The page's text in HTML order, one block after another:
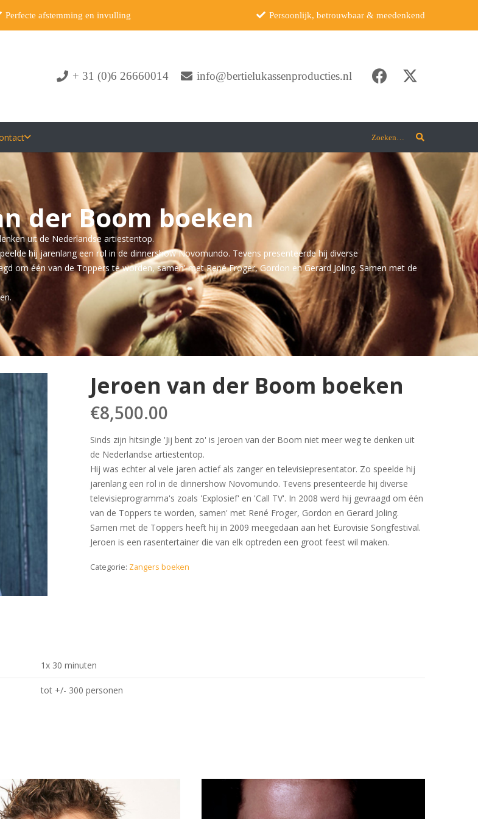
Perfecte afstemming en invulling Persoonlijk, betrouwbaar & meedenkend
+ 31 (0)6 26660014 info@bertielukassenproducties.nl
Zoeken…
der Boom boeken
uit de Nederlandse artiestentop.
hij jarenlang een rol in de dinnershow Novomundo. Tevens presenteerde hij diverse
om één van de Toppers te worden, samen' met René Froger, Gordon en Gerard Joling. Samen met de
Jeroen van der Boom boeken
€8,500.00
Sinds zijn hitsingle 'Jij bent zo' is Jeroen van der Boom niet meer weg te denken uit
de Nederlandse artiestentop.
Hij was echter al vele jaren actief als zanger en televisiepresentator. Zo speelde hij
jarenlang een rol in de dinnershow Novomundo. Tevens presenteerde hij diverse
televisieprogramma's zoals 'Explosief' en 'Call TV'. In 2008 werd hij gevraagd om één
van de Toppers te worden, samen' met René Froger, Gordon en Gerard Joling.
Samen met de Toppers heeft hij in 2009 meegedaan aan het Eurovisie Songfestival.
Jeroen is een rasentertainer die van elk optreden een groot feest wil maken.
Categorie: Zangers boeken
1x 30 minuten
tot +/- 300 personen